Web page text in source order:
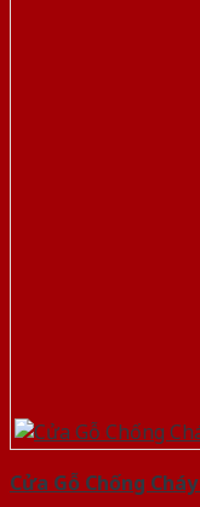
Cửa Gỗ Chống